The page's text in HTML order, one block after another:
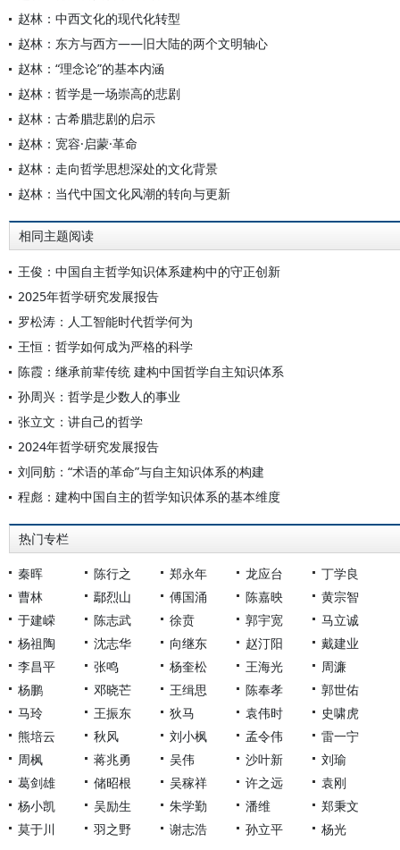
赵林：中西文化的现代化转型
赵林：东方与西方——旧大陆的两个文明轴心
赵林：“理念论”的基本内涵
赵林：哲学是一场崇高的悲剧
赵林：古希腊悲剧的启示
赵林：宽容·启蒙·革命
赵林：走向哲学思想深处的文化背景
赵林：当代中国文化风潮的转向与更新
相同主题阅读
王俊：中国自主哲学知识体系建构中的守正创新
2025年哲学研究发展报告
罗松涛：人工智能时代哲学何为
王恒：哲学如何成为严格的科学
陈霞：继承前辈传统 建构中国哲学自主知识体系
孙周兴：哲学是少数人的事业
张立文：讲自己的哲学
2024年哲学研究发展报告
刘同舫：“术语的革命”与自主知识体系的构建
程彪：建构中国自主的哲学知识体系的基本维度
热门专栏
秦晖 陈行之 郑永年 龙应台
丁学良
曹林
鄢烈山 傅国涌 陈嘉映
黄宗智
于建嵘
陈志武 徐贲 郭宇宽
马立诚
杨祖陶
沈志华 向继东 赵汀阳
戴建业
李昌平
张鸣 杨奎松 王海光
周濂
杨鹏
邓晓芒 王缉思 陈奉孝
郭世佑
马玲
王振东 狄马 袁伟时
史啸虎
熊培云
秋风 刘小枫 孟令伟
雷一宁
周枫
蒋兆勇 吴伟 沙叶新
刘瑜
葛剑雄
储昭根 吴稼祥 许之远
袁刚
杨小凯
吴励生 朱学勤 潘维
郑秉文
莫于川
羽之野 谢志浩 孙立平 杨光